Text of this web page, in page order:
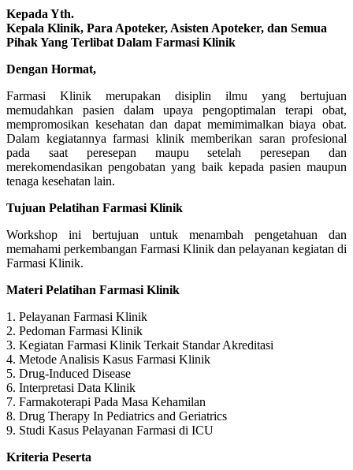
Kepada Yth.
Kepala Klinik, Para Apoteker, Asisten Apoteker, dan Semua
Pihak Yang Terlibat Dalam Farmasi Klinik
Dengan Hormat,
Farmasi Klinik merupakan disiplin ilmu yang bertujuan
memudahkan pasien dalam upaya pengoptimalan terapi obat,
mempromosikan kesehatan dan dapat memimimalkan biaya obat.
Dalam kegiatannya farmasi klinik memberikan saran profesional
pada saat peresepan maupu setelah peresepan dan
merekomendasikan pengobatan yang baik kepada pasien maupun
tenaga kesehatan lain.
Tujuan Pelatihan Farmasi Klinik
Workshop ini bertujuan untuk menambah pengetahuan dan
memahami perkembangan Farmasi Klinik dan pelayanan kegiatan di
Farmasi Klinik.
Materi Pelatihan Farmasi Klinik
1. Pelayanan Farmasi Klinik
2. Pedoman Farmasi Klinik
3. Kegiatan Farmasi Klinik Terkait Standar Akreditasi
4. Metode Analisis Kasus Farmasi Klinik
5. Drug-Induced Disease
6. Interpretasi Data Klinik
7. Farmakoterapi Pada Masa Kehamilan
8. Drug Therapy In Pediatrics and Geriatrics
9. Studi Kasus Pelayanan Farmasi di ICU
Kriteria Peserta